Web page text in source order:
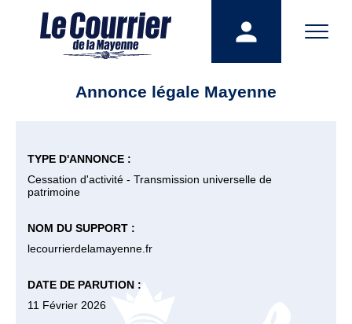
Annonce légale Mayenne
TYPE D'ANNONCE :
Cessation d'activité - Transmission universelle de
patrimoine
NOM DU SUPPORT :
lecourrierdelamayenne.fr
DATE DE PARUTION :
11 Février 2026